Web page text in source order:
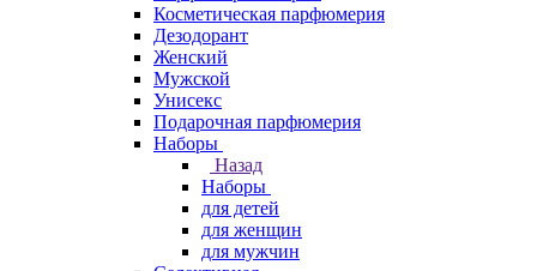
Косметическая парфюмерия
Дезодорант
Женский
Мужской
Унисекс
Подарочная парфюмерия
Наборы
Назад
Наборы
для детей
для женщин
для мужчин